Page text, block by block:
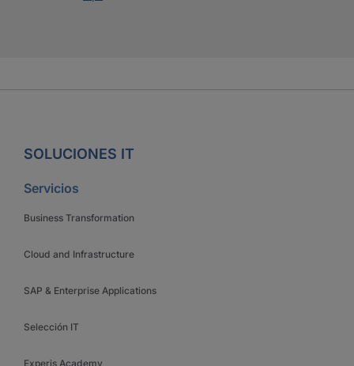
SOLUCIONES IT
Servicios
Business Transformation
Cloud and Infrastructure
SAP & Enterprise Applications
Selección IT
Experis Academy